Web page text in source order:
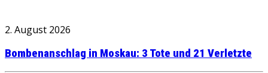
2. August 2026
Bombenanschlag in Moskau: 3 Tote und 21 Verletzte